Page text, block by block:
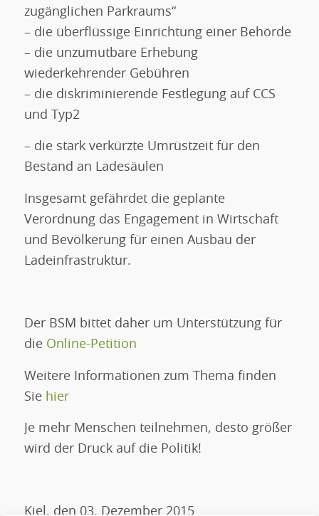
zugänglichen Parkraums“
– die überflüssige Einrichtung einer Behörde
– die unzumutbare Erhebung
wiederkehrender Gebühren
– die diskriminierende Festlegung auf CCS
und Typ2
– die stark verkürzte Umrüstzeit für den
Bestand an Ladesäulen
Insgesamt gefährdet die geplante
Verordnung das Engagement in Wirtschaft
und Bevölkerung für einen Ausbau der
Ladeinfrastruktur.
Der BSM bittet daher um Unterstützung für
die Online-Petition
Weitere Informationen zum Thema finden
Sie hier
Je mehr Menschen teilnehmen, desto größer
wird der Druck auf die Politik!
Kiel, den 03. Dezember 2015